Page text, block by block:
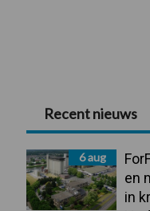
Primaire
Sidebar
Recent nieuws
6 aug
en
in